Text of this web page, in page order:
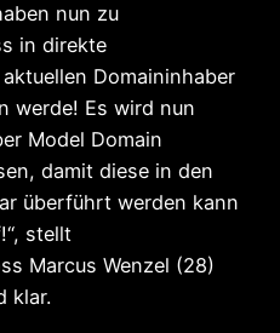
nun zu
in direkte
Domaininhaber
werde! Es wird nun
Model Domain
damit diese in den
überführt werden kann
stellt
Marcus Wenzel (28)
klar.